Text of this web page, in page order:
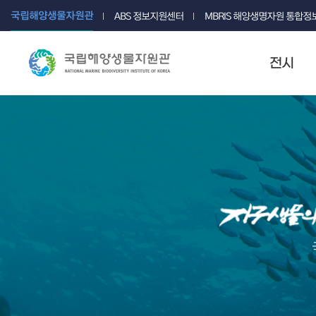
국립해양생물자원관 ABS 정보지원센터 MBRIS 해양생명자원 통합정
전시